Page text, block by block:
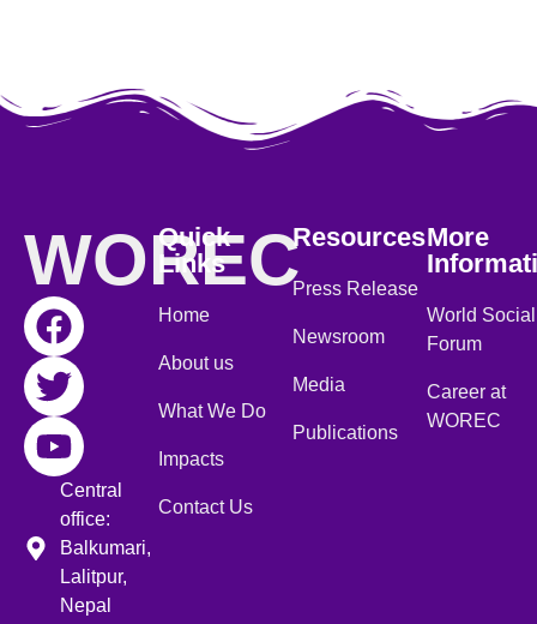
WOREC
Central
office:
Balkumari,
Lalitpur,
Nepal
Quick
Links
Home
About us
What We Do
Impacts
Contact Us
Resources
Press Release
Newsroom
Media
Publications
More
World Social
Forum
Career at
WOREC